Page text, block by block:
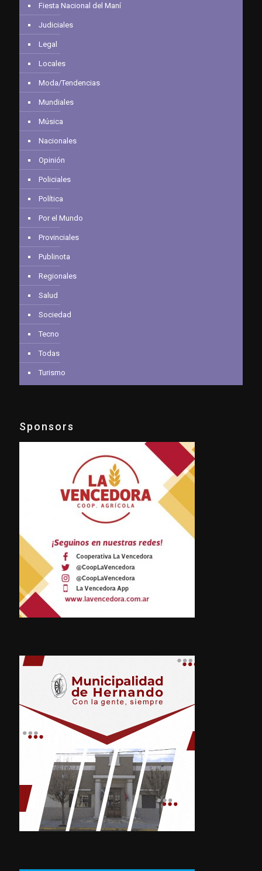
Fiesta Nacional del Maní
Judiciales
Legal
Locales
Moda/Tendencias
Mundiales
Música
Nacionales
Opinión
Policiales
Política
Por el Mundo
Provinciales
Publinota
Regionales
Salud
Sociedad
Tecno
Todas
Turismo
Sponsors